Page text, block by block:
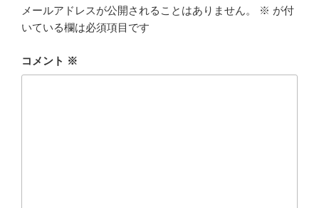
メールアドレスが公開されることはありません。 ※ が付
いている欄は必須項目です
コメント ※